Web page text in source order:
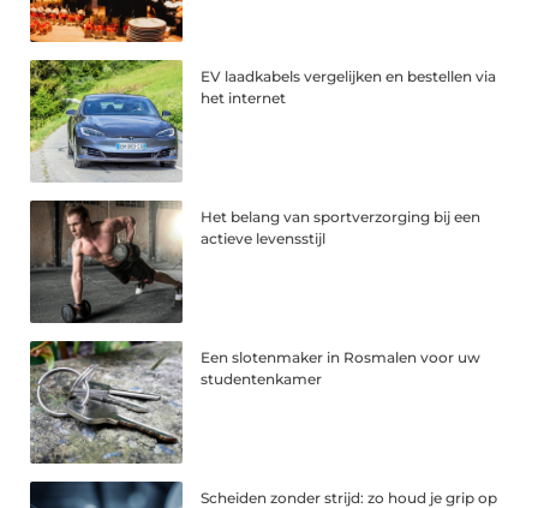
EV laadkabels vergelijken en bestellen via
het internet
Het belang van sportverzorging bij een
actieve levensstijl
Een slotenmaker in Rosmalen voor uw
studentenkamer
Scheiden zonder strijd: zo houd je grip op